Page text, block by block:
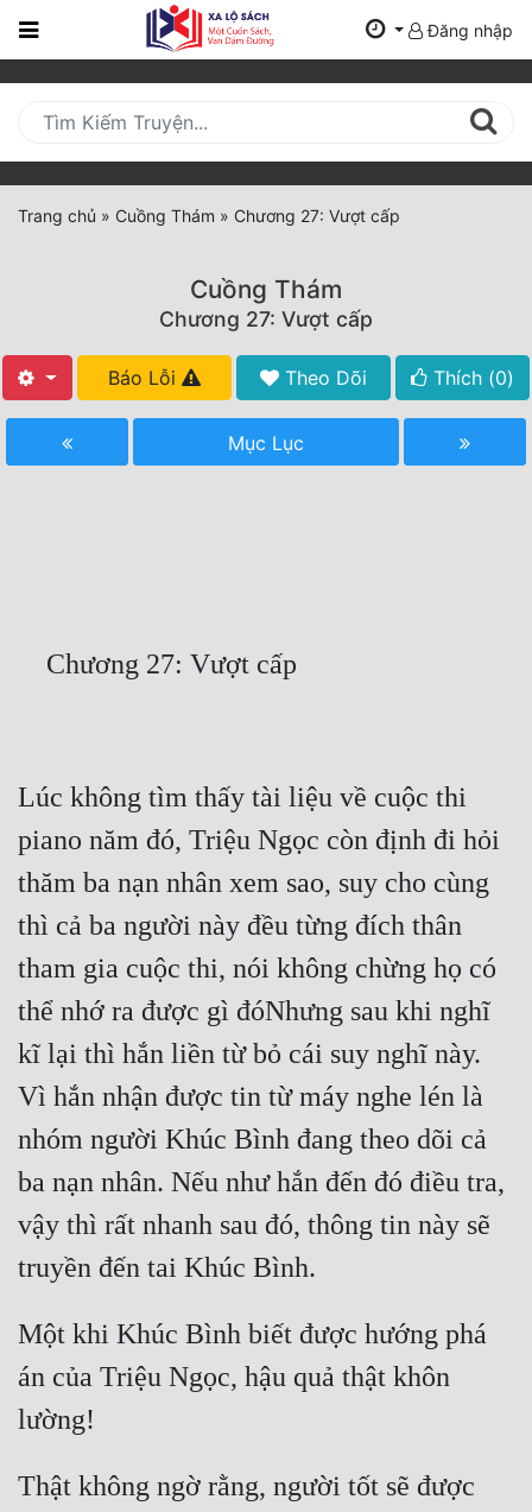
Trang
Mới
Cập
Nhật
(current)
Tất Cả
Truyện Convert
Truyện ngắn
Xa Lộ Dịch
Cung Đấu
Cổ Đại
Du Hí
Dã Sử
Dị Giới
Dị Năng
Gia Đấu
Góc Nhìn Nam
Góc Nhìn Nữ
Đăng nhập
Trang chủ » Cuồng Thám » Chương 27: Vượt cấp
Cuồng Thám
Chương 27: Vượt cấp
Báo Lỗi Theo Dõi Thích (0)
Mục Lục
Lúc không tìm thấy tài liệu về cuộc thi
piano năm đó, Triệu Ngọc còn định đi hỏi
thăm ba nạn nhân xem sao, suy cho cùng
thì cả ba người này đều từng đích thân
tham gia cuộc thi, nói không chừng họ có
thể nhớ ra được gì đóNhưng sau khi nghĩ
kĩ lại thì hắn liền từ bỏ cái suy nghĩ này.
Vì hắn nhận được tin từ máy nghe lén là
nhóm người Khúc Bình đang theo dõi cả
ba nạn nhân. Nếu như hắn đến đó điều tra,
vậy thì rất nhanh sau đó, thông tin này sẽ
Một khi Khúc Bình biết được hướng phá
án của Triệu Ngọc, hậu quả thật khôn
Thật không ngờ rằng, người tốt sẽ được